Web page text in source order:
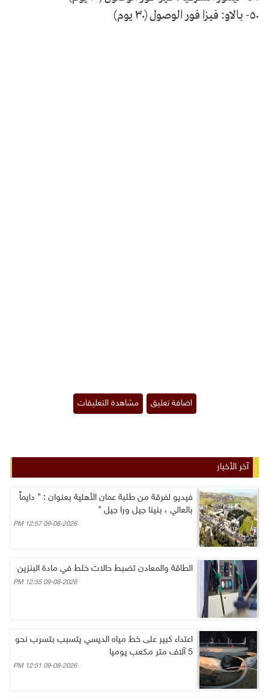
٥٠- بالاو: فيزا فور الوصول (٣٠ يوم)
آخر الأخبار
فيديو لفرقة من طلبة عمان الأهلية بعنوان : " دايماً
بالعالي ، بنينا جيل ورا جيل "
09-08-2026 12:57 PM
الطاقة والمعادن تضبط حالات خلط في مادة البنزين
09-08-2026 12:55 PM
اعتداء كبير على خط مياه الديسي يتسبب بتسرب نحو
5 آلاف متر مكعب يوميا
09-08-2026 12:51 PM